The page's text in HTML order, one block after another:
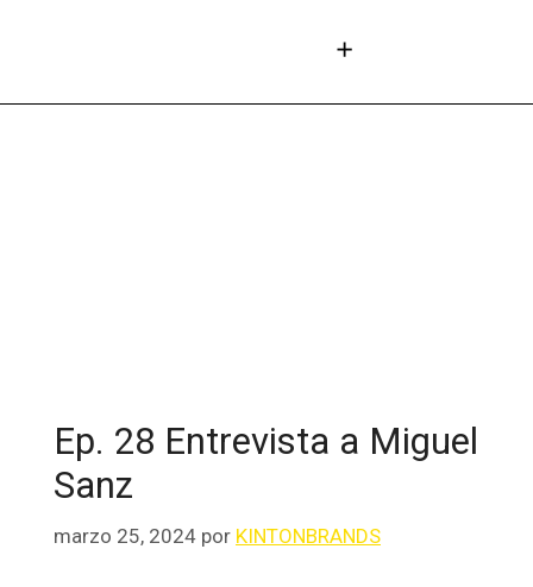
Ep. 28 Entrevista a Miguel
Sanz
marzo 25, 2024 por KINTONBRANDS